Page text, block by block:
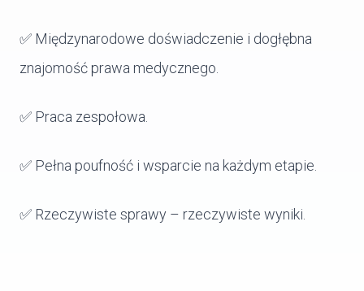
✅ Międzynarodowe doświadczenie i dogłębna
znajomość prawa medycznego.
✅ Praca zespołowa.
✅ Pełna poufność i wsparcie na każdym etapie.
✅ Rzeczywiste sprawy – rzeczywiste wyniki.